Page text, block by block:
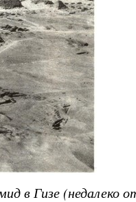
в Гизе (недалеко